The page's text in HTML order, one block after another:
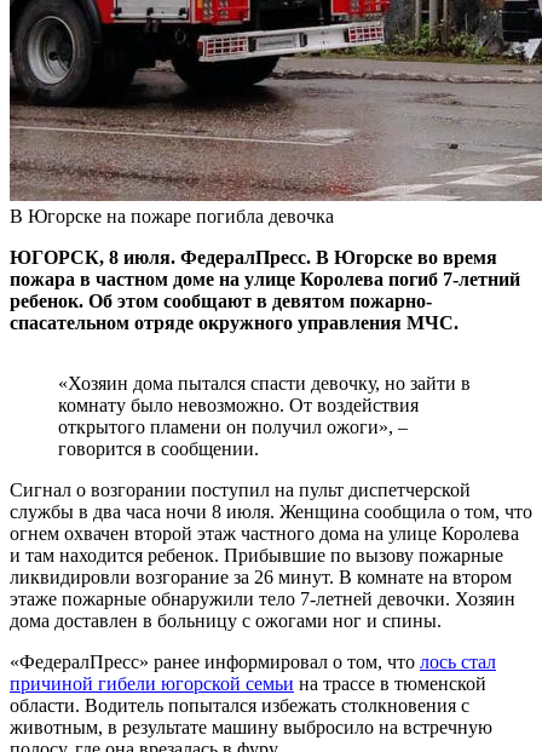
В Югорске на пожаре погибла девочка
ЮГОРСК, 8 июля. ФедералПресс. В Югорске во время
пожара в частном доме на улице Королева погиб 7-летний
ребенок. Об этом сообщают в девятом пожарно-
спасательном отряде окружного управления МЧС.
«Хозяин дома пытался спасти девочку, но зайти в
комнату было невозможно. От воздействия
открытого пламени он получил ожоги», –
говорится в сообщении.
Сигнал о возгорании поступил на пульт диспетчерской
службы в два часа ночи 8 июля. Женщина сообщила о том, что
огнем охвачен второй этаж частного дома на улице Королева
и там находится ребенок. Прибывшие по вызову пожарные
ликвидировли возгорание за 26 минут. В комнате на втором
этаже пожарные обнаружили тело 7-летней девочки. Хозяин
дома доставлен в больницу с ожогами ног и спины.
«ФедералПресс» ранее информировал о том, что лось стал
причиной гибели югорской семьи на трассе в тюменской
области. Водитель попытался избежать столкновения с
животным, в результате машину выбросило на встречную